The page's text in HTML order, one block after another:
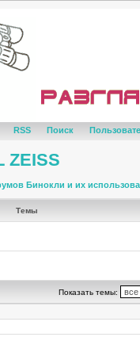
RSS Поиск
ZEISS
Бинокли и их
Темы
Показать темы: